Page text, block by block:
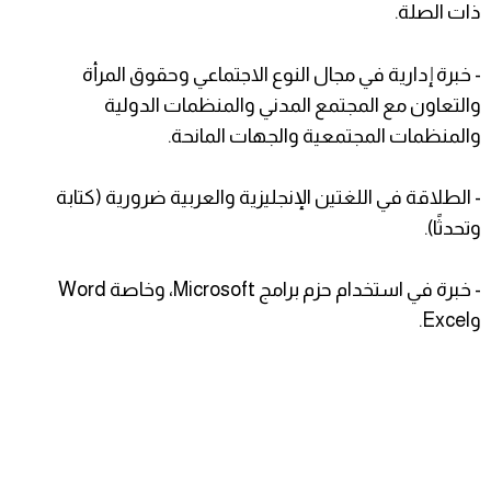
ذات الصلة.
- خبرة إدارية في مجال النوع الاجتماعي وحقوق المرأة
والتعاون مع المجتمع المدني والمنظمات الدولية
والمنظمات المجتمعية والجهات المانحة.
- الطلاقة في اللغتين الإنجليزية والعربية ضرورية (كتابة
وتحدثًا).
- خبرة في استخدام حزم برامج Microsoft، وخاصة Word
وExcel.